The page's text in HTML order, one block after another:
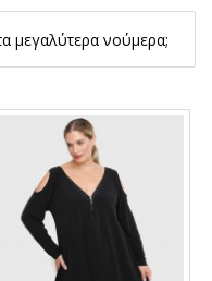
μεγαλύτερα νούμερα;